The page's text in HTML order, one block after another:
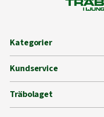
Kategorier
Kundservice
Träbolaget